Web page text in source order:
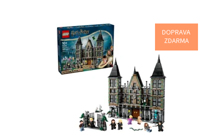
DOPRAVA
ZDARMA
Pomozte Harrymu Potterovi utéct ze Sídla rodu Malfoyů
a velitelství lorda Voldemorta!
Dostupnost:
Skladem1
12267